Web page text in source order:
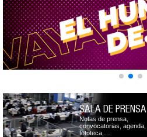
SALA DE PRENSA
Notas de prensa,
convocatorias, agenda,
fototeca,…